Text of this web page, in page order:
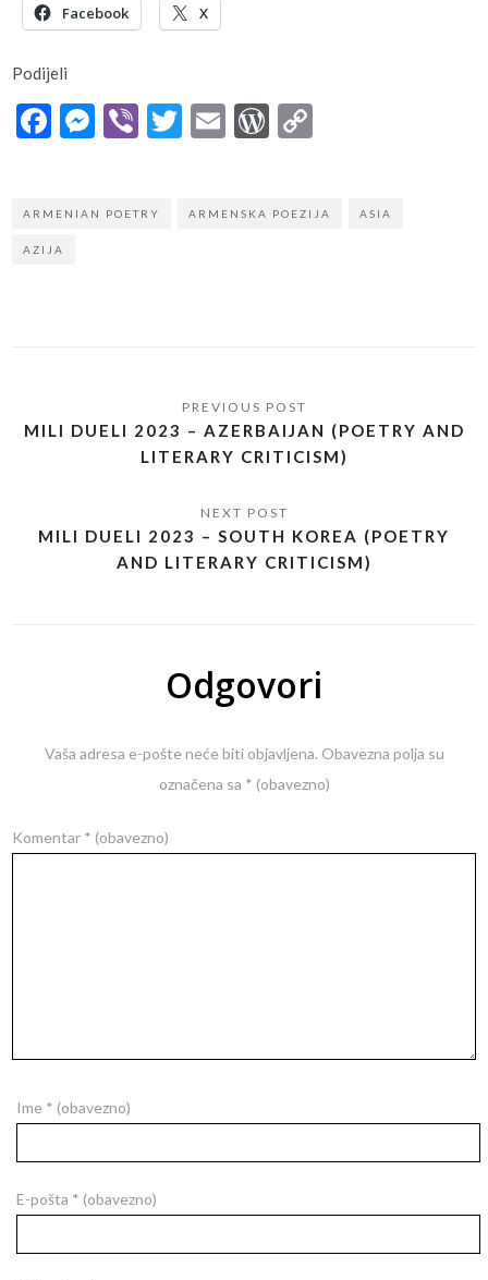
Facebook X
Podijeli
Facebook
Messenger
ViberTwitter
EmailWordPress
ARMENIAN POETRY ARMENSKA POEZIJA ASIA
AZIJA
MILI DUELI 2023 – AZERBAIJAN (POETRY AND
LITERARY CRITICISM)
MILI DUELI 2023 – SOUTH KOREA (POETRY
AND LITERARY CRITICISM)
Odgovori
Vaša adresa e-pošte neće biti objavljena. Obavezna polja su
označena sa * (obavezno)
Komentar * (obavezno)
Ime * (obavezno)
E-pošta * (obavezno)